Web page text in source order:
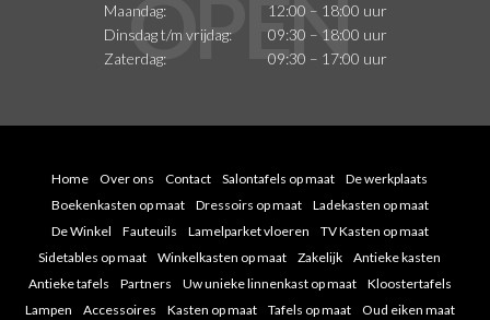
Maandag:
12:00 – 18:00 uur
Dinsdag t/m vrijdag:
09:30 – 18:00 uur
Zaterdag:
09:30 – 17:00 uur
Home Over ons Contact Salontafels op maat
De werkplaats
Boekenkasten op maat
Dressoirs op maat
Ladekasten op maat
De Winkel
Fauteuils Lamelparket vloeren
TV Kasten op maat
Sidetables op maat
Winkelkasten op maat Zakelijk
Antieke kasten
Antieke tafels
Partners Uw unieke linnenkast op maat
Kloostertafels
Lampen
Accessoires Kasten op maat Tafels op maat
Oud eiken maat